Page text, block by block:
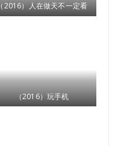
（2016）人在做天不一定看
（2016）玩手机